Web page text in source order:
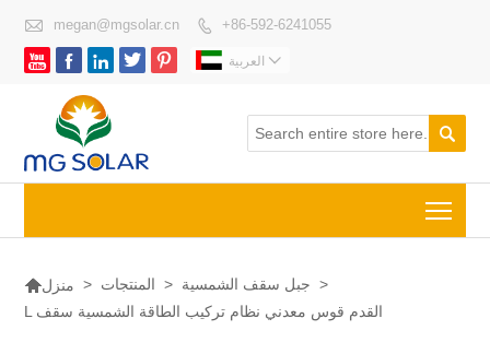
 megan@mgsolar.cn  +86-592-6241055
     العربية 

منزل > المنتجات > جبل سقف الشمسية >
L القدم قوس معدني نظام تركيب الطاقة الشمسية سقف